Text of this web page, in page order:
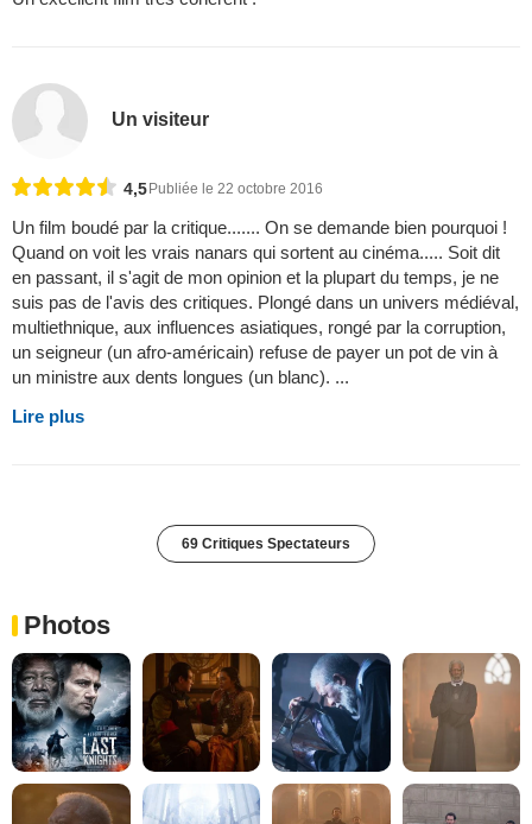
Un visiteur
4,5 Publiée le 22 octobre 2016
Un film boudé par la critique....... On se demande bien pourquoi !
Quand on voit les vrais nanars qui sortent au cinéma..... Soit dit
en passant, il s'agit de mon opinion et la plupart du temps, je ne
suis pas de l'avis des critiques. Plongé dans un univers médiéval,
multiethnique, aux influences asiatiques, rongé par la corruption,
un seigneur (un afro-américain) refuse de payer un pot de vin à
un ministre aux dents longues (un blanc). ...
Lire plus
69 Critiques Spectateurs
Photos